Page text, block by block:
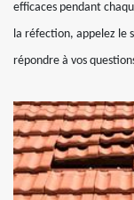
efficaces pendant
la réfection, appelez le
répondre à vos